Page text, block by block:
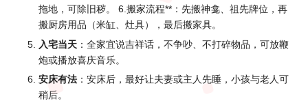
拖地，可除旧秽。 6.搬家流程**：先搬神龛、祖先牌位，再
搬厨房用品（米缸、灶具），最后搬家具。
入宅当天 ：全家宜说吉祥话，不争吵、不打碎物品，可放鞭
炮或播放喜庆音乐。
安床有法 ：安床后，最好让夫妻或主人先睡，小孩与老人可
稍后。